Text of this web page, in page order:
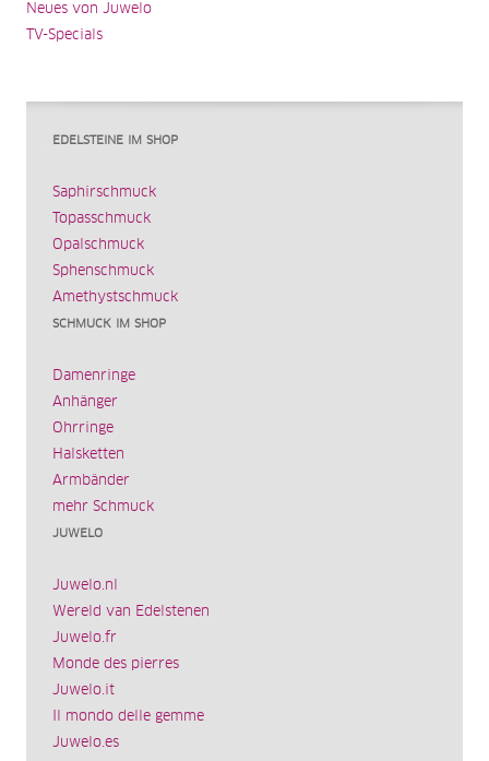
Neues von Juwelo
TV-Specials
EDELSTEINE IM SHOP
Saphirschmuck
Topasschmuck
Opalschmuck
Sphenschmuck
Amethystschmuck
SCHMUCK IM SHOP
Damenringe
Anhänger
Ohrringe
Halsketten
Armbänder
mehr Schmuck
JUWELO
Juwelo.nl
Wereld van Edelstenen
Juwelo.fr
Monde des pierres
Juwelo.it
Il mondo delle gemme
Juwelo.es